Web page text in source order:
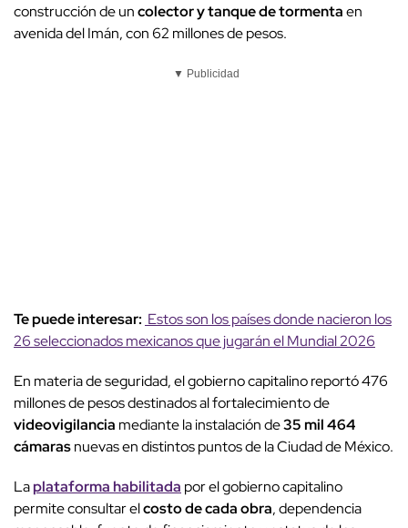
construcción de uncolector y tanque de tormentaen
avenida del Imán, con 62 millones de pesos.
▼ Publicidad
Te puede interesar: Estos son los países donde nacieron los
26 seleccionados mexicanos que jugarán el Mundial 2026
En materia de seguridad, el gobierno capitalino reportó 476
millones de pesos destinados al fortalecimiento de
videovigilancia mediante la instalación de35 mil 464
cámarasnuevas en distintos puntos de la Ciudad de México.
Laplataforma habilitada por el gobierno capitalino
permite consultar elcosto de cada obra, dependencia